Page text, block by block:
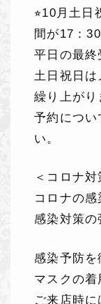
⭐︎10月土
間が17：
平日の最終
土日祝日
繰り上がり
予約につい
い。
＜コロナ対
コロナの
感染対策の
感染予防を
マスクの着
ご来店時